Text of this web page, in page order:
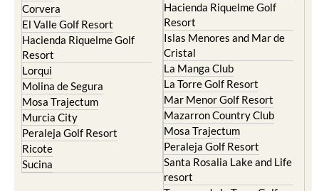
Corvera
El Valle Golf Resort
Hacienda Riquelme Golf
Resort
Lorqui
Molina de Segura
Mosa Trajectum
Murcia City
Peraleja Golf Resort
Ricote
Sucina
Hacienda Riquelme Golf
Resort
Islas Menores and Mar de
Cristal
La Manga Club
La Torre Golf Resort
Mar Menor Golf Resort
Mazarron Country Club
Mosa Trajectum
Peraleja Golf Resort
Santa Rosalia Lake and Life
resort